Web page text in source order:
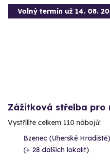
Volný termín už 14. 08.
Zážitková střelba pro
Vystřílíte celkem 110 nábojů!
Bzenec (Uherské Hradiště)
(+ 28 dalších lokalit)